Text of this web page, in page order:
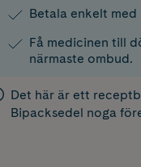
Betala enkelt med
Få medicinen till
närmaste ombud.
Det här är ett
Bipacksedel noga